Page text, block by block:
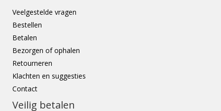
Veelgestelde vragen
Bestellen
Betalen
Bezorgen of ophalen
Retourneren
Klachten en suggesties
Contact
Veilig betalen